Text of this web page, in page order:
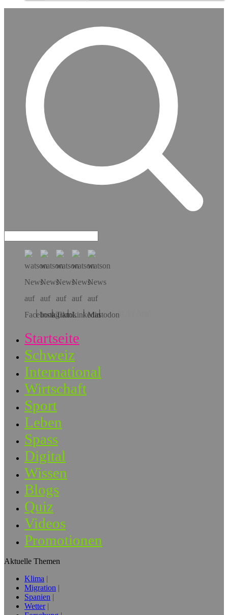
Hol dir die App!
Startseite
Schweiz
International
Wirtschaft
Sport
Leben
Spass
Digital
Wissen
Blogs
Quiz
Videos
Promotionen
Aktuelle Themen
Klima
Migration
Spanien
Wetter